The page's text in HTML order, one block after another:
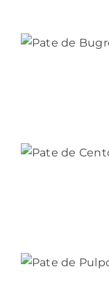
CARRITO
CARRITO
CARRITO